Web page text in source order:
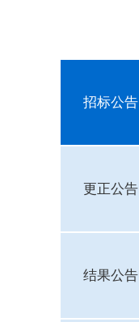
招标公告
更正公告
结果公告